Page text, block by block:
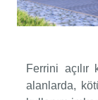
Ferrini açılır
alanlarda,